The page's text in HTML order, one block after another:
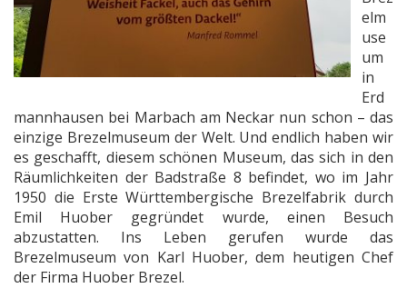
elm
use
um
in
Erd
mannhausen bei Marbach am Neckar nun schon – das
einzige Brezelmuseum der Welt. Und endlich haben wir
es geschafft, diesem schönen Museum, das sich in den
Räumlichkeiten der Badstraße 8 befindet, wo im Jahr
1950 die Erste Württembergische Brezelfabrik durch
Emil Huober gegründet wurde, einen Besuch
abzustatten. Ins Leben gerufen wurde das
Brezelmuseum von Karl Huober, dem heutigen Chef
der Firma Huober Brezel.